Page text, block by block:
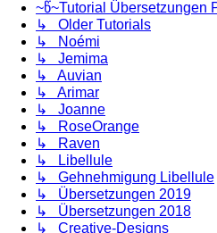
~წ~Tutorial Übersetzungen
↳ Older Tutorials
↳ Noémi
↳ Jemima
↳ Auvian
↳ Arimar
↳ Joanne
↳ RoseOrange
↳ Raven
↳ Libellule
↳ Gehnehmigung Libellule
↳ Übersetzungen 2019
↳ Übersetzungen 2018
↳ Creative-Designs